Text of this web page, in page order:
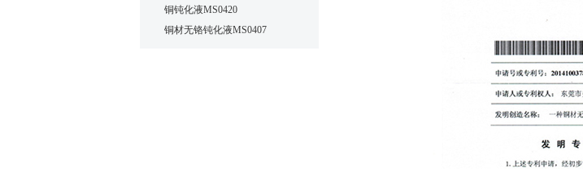
铜钝化液MS0420
铜材无铬钝化液MS0407